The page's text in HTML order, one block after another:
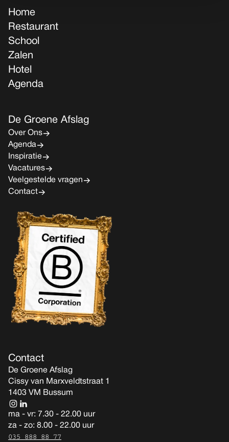
Home
Restaurant
School
Zalen
Hotel
Agenda
De Groene Afslag
Over Ons
Agenda
Inspiratie
Vacatures
Veelgestelde vragen
Contact
Contact
De Groene Afslag
Cissy van Marxveldtstraat 1
1403 VM Bussum
ma - vr: 7.30 - 22.00 uur
za - zo: 8.00 - 22.00 uur
035 888 88 77